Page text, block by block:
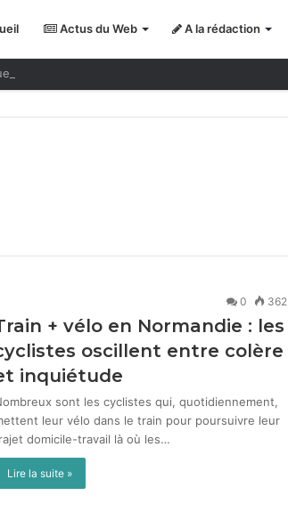
Actus du Web A la rédaction
nous jouent des tours
0 362
+ vélo en Normandie : les
oscillent entre colère
inquiétude
sont les cyclistes qui, quo­ti­di­en­nement,
leur vélo dans le train pour pour­suiv­re leur
domi­cile-tra­vail là où les…
Lire la suite »